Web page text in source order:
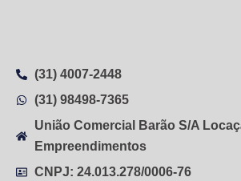
(31) 4007-2448
(31) 98498-7365
União Comercial Barão S/A
Empreendimentos
CNPJ: 24.013.278/0006-76